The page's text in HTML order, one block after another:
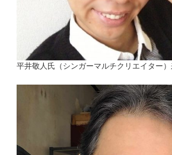
平井敬人氏（シンガーマルチクリエイター）